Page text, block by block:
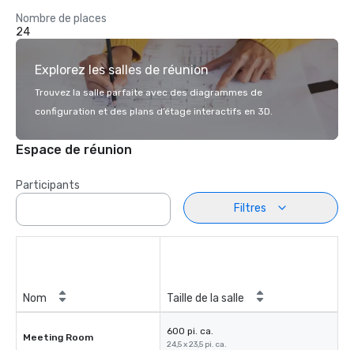
Nombre de places
24
Explorez les salles de réunion
Trouvez la salle parfaite avec des diagrammes de
configuration et des plans d’étage interactifs en 3D.
Espace de réunion
Participants
Filtres
Nom Taille de la salle
Meeting Room
600 pi. ca.
24,5 x 23,5 pi. ca.